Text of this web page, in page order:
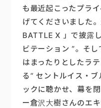
も最近起こったプラ
げてくださいました
BATTLE X 」で披露
ビテーション ”。そ
はまったりとしたラ
る“ セントルイス・
ックに聴かせ、幕を
ー倉沢大樹さんのエ